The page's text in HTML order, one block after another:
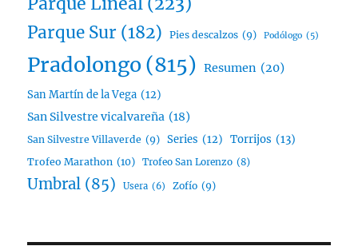
Parque Sur (182) Pies descalzos (9) Podólogo (5)
Pradolongo(815) Resumen (20)
San Martín de la Vega (12)
San Silvestre vicalvareña (18)
San Silvestre Villaverde (9) Series (12) Torrijos (13)
Trofeo Marathon (10) Trofeo San Lorenzo (8)
Umbral (85) Usera (6) Zofío (9)